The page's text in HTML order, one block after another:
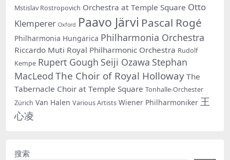
Mstislav Rostropovich Orchestra at Temple Square Otto
Klemperer Oxford Paavo Järvi Pascal Rogé
Philharmonia Hungarica Philharmonia Orchestra
Riccardo Muti Royal Philharmonic Orchestra Rudolf
Kempe Rupert Gough Seiji Ozawa Stephan
MacLeod The Choir of Royal Holloway The
Tabernacle Choir at Temple Square Tonhalle-Orchester
Zürich Van Halen Various Artists Wiener Philharmoniker 王
心凌
搜索